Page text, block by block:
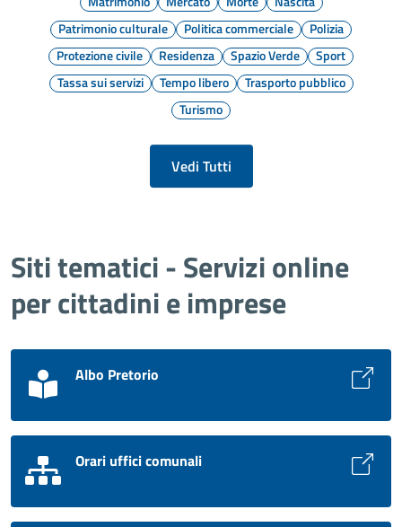
Patrimonio culturale
Politica commerciale
Polizia
Protezione civile
Residenza Spazio Verde
Sport
Tassa sui servizi
Tempo libero
Trasporto pubblico
Turismo
Vedi Tutti
Siti tematici - Servizi online
per cittadini e imprese
Albo Pretorio
Orari uffici comunali